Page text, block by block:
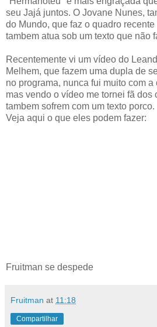
seu Jajá juntos. O Jovane Nunes,
do Mundo, que faz o quadro
tambem atua sob um texto que não
Recentemente vi um vídeo do
Melhem, que fazem uma dupla de
no programa, nunca fui muito com a
mas vendo o vídeo me tornei fã dos
tambem sofrem com um texto porco.
Veja aqui o que eles podem fazer:
Fruitman se despede
Fruitman at 11:18
Compartilhar